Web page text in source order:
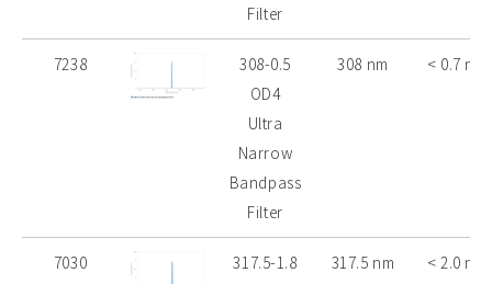
Filter
7238
308-0.5
OD4
Ultra
Narrow
Bandpass
Filter
308 nm < 0.7
7030
317.5-1.8
317.5 nm < 2.0